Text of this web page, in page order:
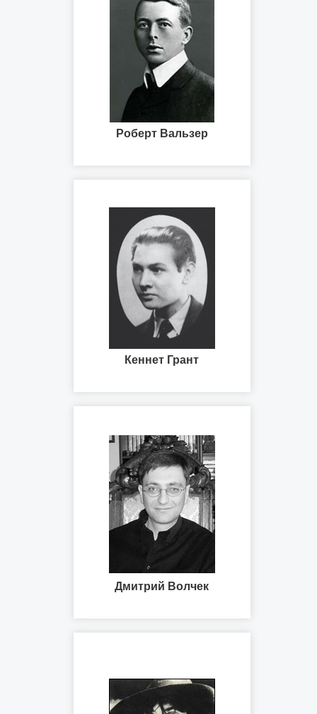
Роберт Вальзер
Кеннет Грант
Дмитрий Волчек